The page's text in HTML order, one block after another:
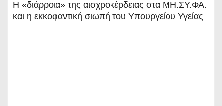
Η «διάρροια» της αισχροκέρδειας στα ΜΗ.ΣΥ.ΦΑ.
και η εκκοφαντική σιωπή του Υπουργείου Υγείας